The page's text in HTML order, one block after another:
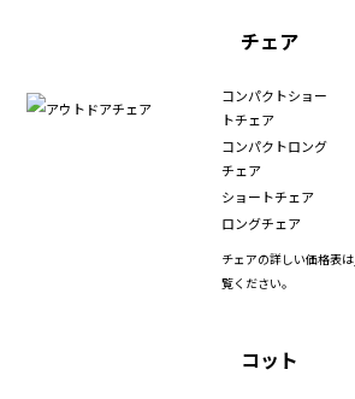
チェア
コンパクトショー
トチェア
コンパクトロング
チェア
ショートチェア
ロングチェア
チェアの詳しい価格表は
覧ください。
コット